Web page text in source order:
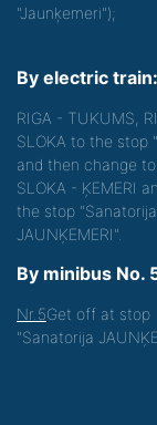
"Jaunķemeri");
By electric train:
RIGA - TUKUMS,
SLOKA to the stop
and then change
SLOKA - ĶEMERI
the stop "Sanatorija
JAUNĶEMERI".
By minibus No.
Nr.5Get off at stop
"Sanatorija